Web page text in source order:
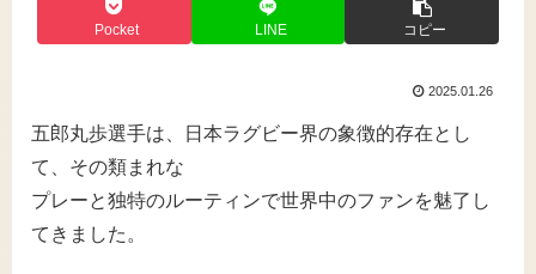
Pocket LINE コピー
2025.01.26
五郎丸歩選手は、日本ラグビー界の象徴的存在とし
て、その類まれな
プレーと独特のルーティンで世界中のファンを魅了し
てきました。